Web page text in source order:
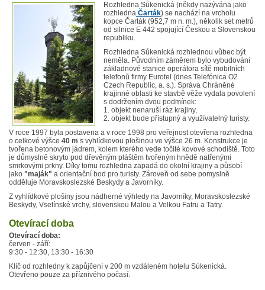
Rozhledna Sůkenická (někdy nazývána jako
rozhledna Čarták) se nachází na vrcholu
kopce Čarták (952,7 m n. m.), několik set metrů
od silnice E 442 spojující Českou a Slovenskou
republiku.
Rozhledna Sůkenická rozhlednou vůbec být
neměla. Původním záměrem bylo vybudování
základnové stanice operátora sítě mobilních
telefonů firmy Eurotel (dnes Telefónica O2
Czech Republic, a. s.). Správa Chráněné
krajinné oblasti ke stavbě věže vydala povolení
s dodržením dvou podmínek:
1. objekt nenaruší ráz krajiny,
2. objekt bude přístupný a využívatelný turisty.
V roce 1997 byla postavena a v roce 1998 pro veřejnost otevřena rozhledna
o celkové výšce 40 m s vyhlídkovou plošinou ve výšce 26 m. Konstrukce je
tvořena betonovým jádrem, kolem kterého vede točité kovové schodiště. Toto
je důmyslně skryto pod dřevěným pláštěm tvořeným hnědě natřenými
smrkovými prkny. Díky tomu rozhledna zapadá do okolní krajiny a působí
jako "maják" a orientační bod pro turisty. Zároveň od sebe pomyslně
odděluje Moravskoslezské Beskydy a Javorníky.
Z vyhlídkové plošiny jsou nádherné výhledy na Javorníky, Moravskoslezské
Beskydy, Vsetínské vrchy, slovenskou Malou a Velkou Fatru a Tatry.
Otevírací doba
Otevírací doba:
červen - září:
9:30 - 12:30, 13:30 - 16:30
Klíč od rozhledny k zapůjčení v 200 m vzdáleném hotelu Súkenická.
Otevřeno pouze za příznivého počasí.